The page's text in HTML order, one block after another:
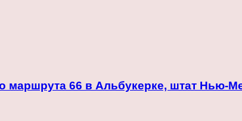
маршрута 66 в Альбукерке, штат Нью-